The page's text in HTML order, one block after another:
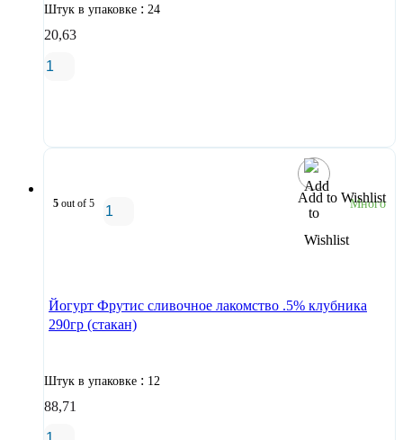
Штук в упаковке : 24
20,63
Add to Wishlist
5 out of 5 Много
Йогурт Фрутис сливочное лакомство .5% клубника
290гр (стакан)
Штук в упаковке : 12
88,71